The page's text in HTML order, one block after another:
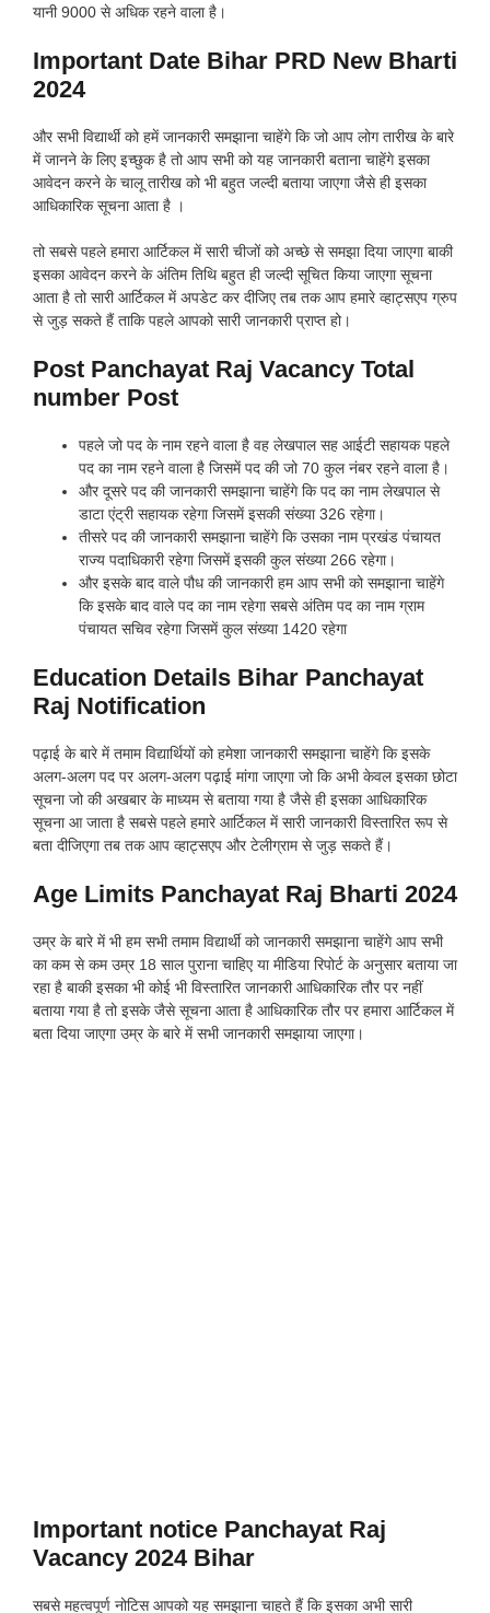
यानी 9000 से अधिक रहने वाला है।
Important Date Bihar PRD New Bharti
2024
और सभी विद्यार्थी को हमें जानकारी समझाना चाहेंगे कि जो आप लोग तारीख के बारे
में जानने के लिए इच्छुक है तो आप सभी को यह जानकारी बताना चाहेंगे इसका
आवेदन करने के चालू तारीख को भी बहुत जल्दी बताया जाएगा जैसे ही इसका
आधिकारिक सूचना आता है ।
तो सबसे पहले हमारा आर्टिकल में सारी चीजों को अच्छे से समझा दिया जाएगा बाकी
इसका आवेदन करने के अंतिम तिथि बहुत ही जल्दी सूचित किया जाएगा सूचना
आता है तो सारी आर्टिकल में अपडेट कर दीजिए तब तक आप हमारे व्हाट्सएप ग्रुप
से जुड़ सकते हैं ताकि पहले आपको सारी जानकारी प्राप्त हो।
Post Panchayat Raj Vacancy Total
number Post
पहले जो पद के नाम रहने वाला है वह लेखपाल सह आईटी सहायक पहले
पद का नाम रहने वाला है जिसमें पद की जो 70 कुल नंबर रहने वाला है।
और दूसरे पद की जानकारी समझाना चाहेंगे कि पद का नाम लेखपाल से
डाटा एंट्री सहायक रहेगा जिसमें इसकी संख्या 326 रहेगा।
तीसरे पद की जानकारी समझाना चाहेंगे कि उसका नाम प्रखंड पंचायत
राज्य पदाधिकारी रहेगा जिसमें इसकी कुल संख्या 266 रहेगा।
और इसके बाद वाले पौध की जानकारी हम आप सभी को समझाना चाहेंगे
कि इसके बाद वाले पद का नाम रहेगा सबसे अंतिम पद का नाम ग्राम
पंचायत सचिव रहेगा जिसमें कुल संख्या 1420 रहेगा
Education Details Bihar Panchayat
Raj Notification
पढ़ाई के बारे में तमाम विद्यार्थियों को हमेशा जानकारी समझाना चाहेंगे कि इसके
अलग-अलग पद पर अलग-अलग पढ़ाई मांगा जाएगा जो कि अभी केवल इसका छोटा
सूचना जो की अखबार के माध्यम से बताया गया है जैसे ही इसका आधिकारिक
सूचना आ जाता है सबसे पहले हमारे आर्टिकल में सारी जानकारी विस्तारित रूप से
बता दीजिएगा तब तक आप व्हाट्सएप और टेलीग्राम से जुड़ सकते हैं।
Age Limits Panchayat Raj Bharti 2024
उम्र के बारे में भी हम सभी तमाम विद्यार्थी को जानकारी समझाना चाहेंगे आप सभी
का कम से कम उम्र 18 साल पुराना चाहिए या मीडिया रिपोर्ट के अनुसार बताया जा
रहा है बाकी इसका भी कोई भी विस्तारित जानकारी आधिकारिक तौर पर नहीं
बताया गया है तो इसके जैसे सूचना आता है आधिकारिक तौर पर हमारा आर्टिकल में
बता दिया जाएगा उम्र के बारे में सभी जानकारी समझाया जाएगा।
Important notice Panchayat Raj
Vacancy 2024 Bihar
सबसे महत्वपूर्ण नोटिस आपको यह समझाना चाहते हैं कि इसका अभी सारी